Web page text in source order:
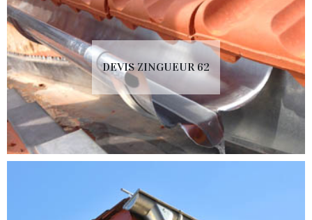
DEVIS ZINGUEUR 62